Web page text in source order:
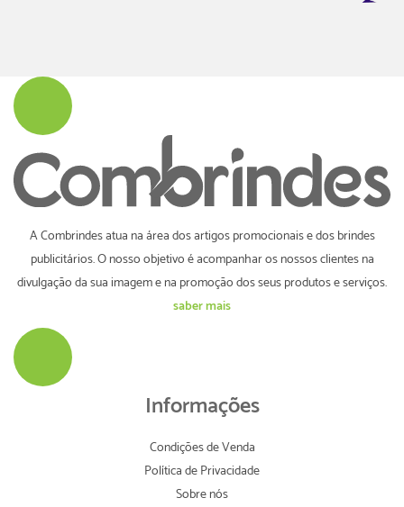
A Combrindes atua na área dos artigos promocionais e dos brindes
publicitários. O nosso objetivo é acompanhar os nossos clientes na
divulgação da sua imagem e na promoção dos seus produtos e serviços.
saber mais
Informações
Condições de Venda
Política de Privacidade
Sobre nós